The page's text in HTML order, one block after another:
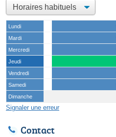
Lundi
Mardi
Mercredi
Jeudi
Vendredi
Samedi
Dimanche
Signaler une erreur
Contact